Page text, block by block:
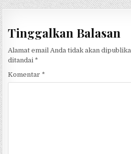
Tinggalkan Balasan
Alamat email Anda tidak akan
ditandai *
Komentar *